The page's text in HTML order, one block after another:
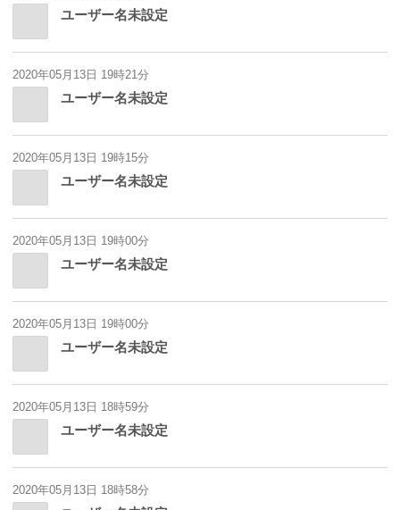
ユーザー名未設定
2020年05月13日 19時21分
ユーザー名未設定
2020年05月13日 19時15分
ユーザー名未設定
2020年05月13日 19時00分
ユーザー名未設定
2020年05月13日 19時00分
ユーザー名未設定
2020年05月13日 18時59分
ユーザー名未設定
2020年05月13日 18時58分